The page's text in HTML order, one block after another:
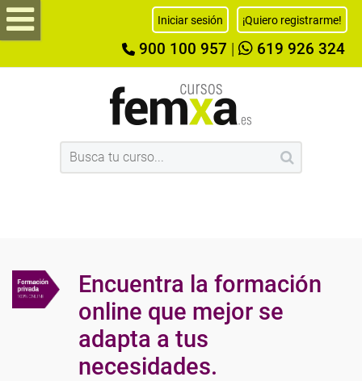
Iniciar sesión ¡Quiero registrarme!
900 100 957 619 926 324
Encuentra la formación
online que mejor se
adapta a tus
necesidades.